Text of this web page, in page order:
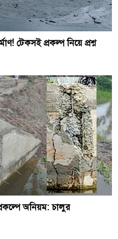
টেকসই প্রকল্প নিয়ে প্রশ্ন
অনিয়ম: চালুর